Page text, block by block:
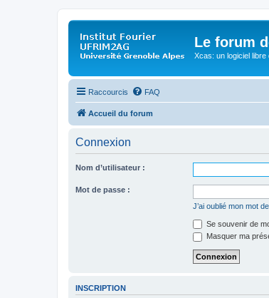
Le forum
Xcas: un logiciel libre
Raccourcis FAQ
Accueil du forum
Connexion
Nom d’utilisateur :
Mot de passe :
J’ai oublié mon mot
Se souvenir de
Masquer ma
INSCRIPTION